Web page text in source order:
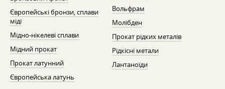
Європейські бронзи, сплави
міді
Мідно-нікелеві сплави
Мідний прокат
Прокат латунний
Європейська латунь
Вольфрам
Молібден
Прокат рідких металів
Рідкісні метали
Лантаноїди